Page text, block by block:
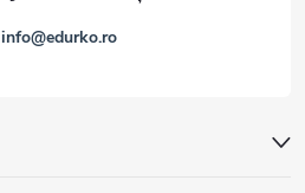
info@edurko.ro